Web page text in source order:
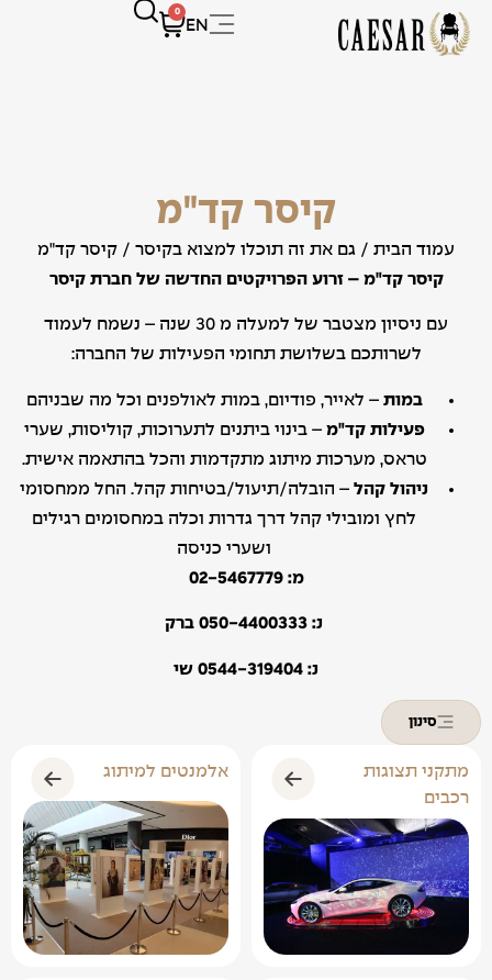
EN
0
קיסר קד"מ
עמוד הבית / גם את זה תוכלו למצוא בקיסר / קיסר קד"מ
קיסר קד"מ – זרוע הפרויקטים החדשה של חברת קיסר
עם ניסיון מצטבר של למעלה מ 30 שנה – נשמח לעמוד
לשרותכם בשלושת תחומי הפעילות של החברה:
במות – לאייר, פודיום, במות לאולפנים וכל מה שבניהם
פעילות קד"מ – בינוי ביתנים לתערוכות, קוליסות, שערי
טראס, מערכות מיתוג מתקדמות והכל בהתאמה אישית.
ניהול קהל – הובלה/תיעול/בטיחות קהל. החל ממחסומי
לחץ ומובילי קהל דרך גדרות וכלה במחסומים רגילים
ושערי כניסה
מ: 02-5467779
נ: 050-4400333 ברק
נ: 0544-319404 שי
סינון
מתקני תצוגות
רכבים
אלמנטים למיתוג